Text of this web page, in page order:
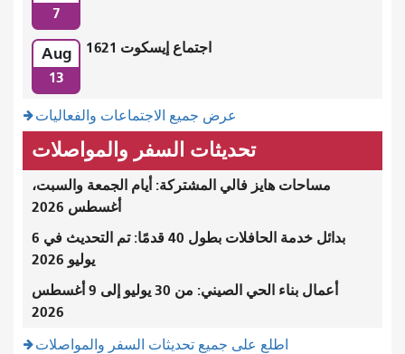
7
Aug
13
اجتماع إيسكوت 1621
عرض جميع الاجتماعات والفعاليات
تحديثات السفر والمواصلات
مساحات هايز فالي المشتركة: أيام الجمعة والسبت،
أغسطس 2026
بدائل خدمة الحافلات بطول 40 قدمًا: تم التحديث في 6
يوليو 2026
أعمال بناء الحي الصيني: من 30 يوليو إلى 9 أغسطس
2026
اطلع على جميع تحديثات السفر والمواصلات